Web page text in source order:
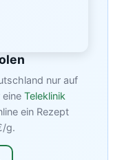
nur auf
Teleklinik
ein Rezept
g.